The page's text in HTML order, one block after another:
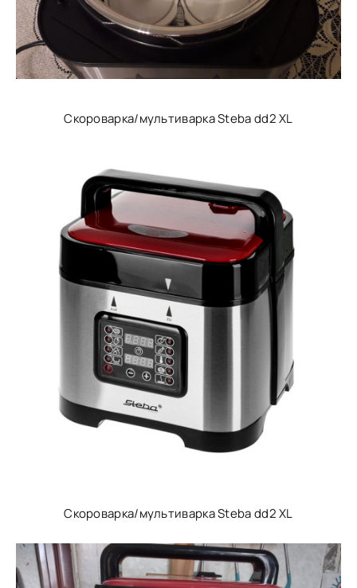
Скороварка/мультиварка Steba dd2 XL
Скороварка/мультиварка Steba dd2 XL